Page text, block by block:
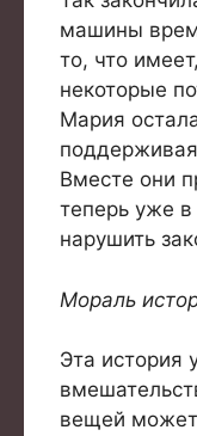
машины
то, что
некоторые
Мария
Вместе они
теперь уже в
нарушить
Мораль
Эта история
вещей